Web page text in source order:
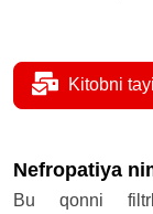
Nefropatiya
Bu qonni
Kitobni